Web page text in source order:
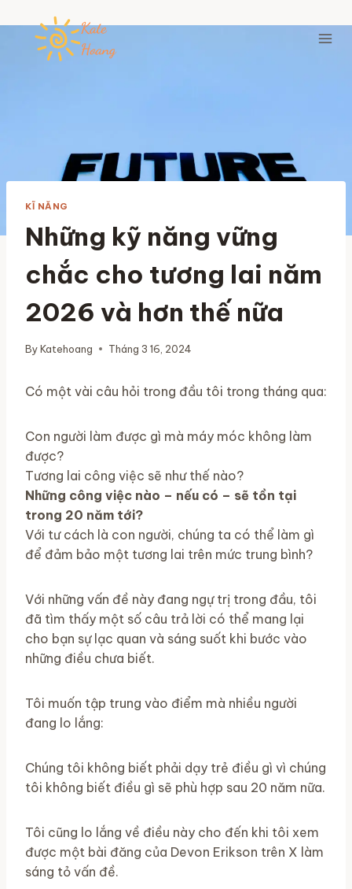
to
content
KĨ NĂNG
Những kỹ năng vững
chắc cho tương lai năm
2026 và hơn thế nữa
ByKatehoang Tháng 3 16, 2024
Có một vài câu hỏi trong đầu tôi trong tháng qua:
Con người làm được gì mà máy móc không làm
được?
Tương lai công việc sẽ như thế nào?
Những công việc nào – nếu có – sẽ tồn tại
trong 20 năm tới?
Với tư cách là con người, chúng ta có thể làm gì
để đảm bảo một tương lai trên mức trung bình?
Với những vấn đề này đang ngự trị trong đầu, tôi
đã tìm thấy một số câu trả lời có thể mang lại
cho bạn sự lạc quan và sáng suốt khi bước vào
những điều chưa biết.
Tôi muốn tập trung vào điểm mà nhiều người
đang lo lắng:
Chúng tôi không biết phải dạy trẻ điều gì vì chúng
tôi không biết điều gì sẽ phù hợp sau 20 năm nữa.
Tôi cũng lo lắng về điều này cho đến khi tôi xem
được một bài đăng của Devon Erikson trên X làm
sáng tỏ vấn đề.